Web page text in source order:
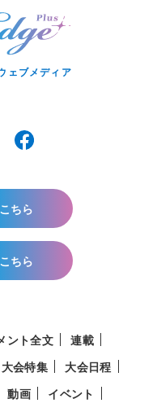
ェブメディア
ちら
ちら
ント全文
連載
大会特集
大会日程
動画
イベント